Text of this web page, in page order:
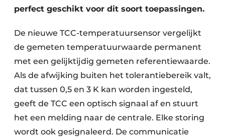
perfect geschikt voor dit soort toepassingen.
De nieuwe TCC-temperatuursensor vergelijkt
de gemeten temperatuurwaarde permanent
met een gelijktijdig gemeten referentiewaarde.
Als de afwijking buiten het tolerantiebereik valt,
dat tussen 0,5 en 3 K kan worden ingesteld,
geeft de TCC een optisch signaal af en stuurt
het een melding naar de centrale. Elke storing
wordt ook gesignaleerd. De communicatie